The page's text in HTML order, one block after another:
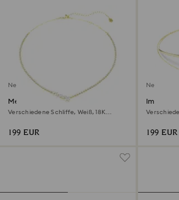
Neu
Mesmera Halskette
Verschiedene Schliffe, Weiß, 18K
199 EUR
Neu
Imber
199 EUR